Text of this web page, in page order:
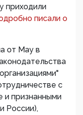
приходили
писали о
от Мау в
с
и признанными
России),